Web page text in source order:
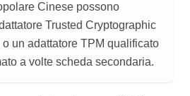
Cinese possono
Trusted Cryptographic
o un adattatore TPM qualificato
a volte scheda secondaria.